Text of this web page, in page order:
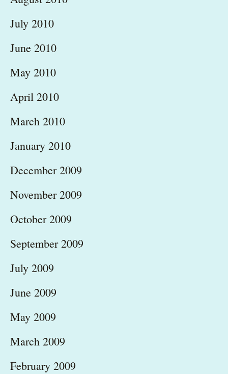
July 2010
June 2010
May 2010
April 2010
March 2010
January 2010
December 2009
November 2009
October 2009
September 2009
July 2009
June 2009
May 2009
March 2009
February 2009